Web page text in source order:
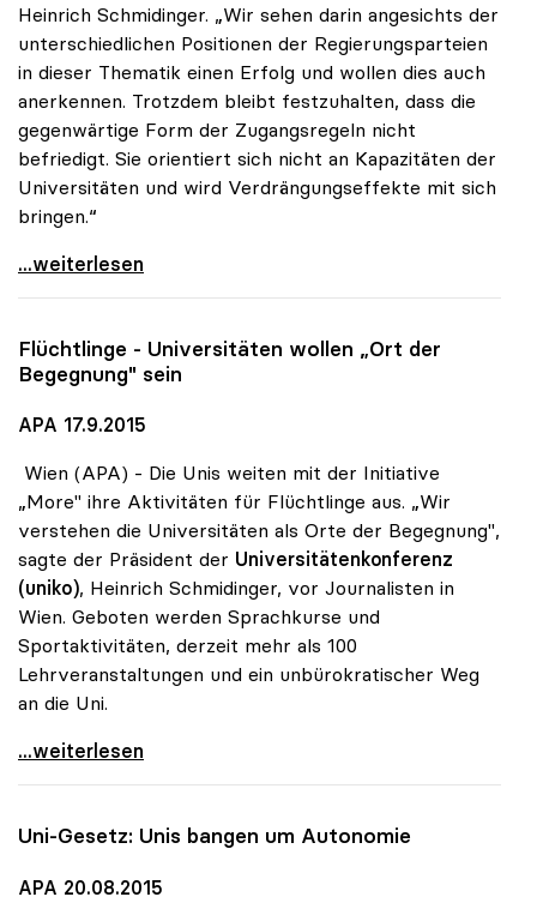
Heinrich Schmidinger. „Wir sehen darin angesichts der
unterschiedlichen Positionen der Regierungsparteien
in dieser Thematik einen Erfolg und wollen dies auch
anerkennen. Trotzdem bleibt festzuhalten, dass die
gegenwärtige Form der Zugangsregeln nicht
befriedigt. Sie orientiert sich nicht an Kapazitäten der
Universitäten und wird Verdrängungseffekte mit sich
bringen.“
Schmidinger zu Uni-Zugang: Kernfrage trotz
...weiterlesen
Flüchtlinge - Universitäten wollen „Ort der
Begegnung" sein
APA 17.9.2015
Wien (APA) - Die Unis weiten mit der Initiative
„More" ihre Aktivitäten für Flüchtlinge aus. „Wir
verstehen die Universitäten als Orte der Begegnung",
sagte der Präsident der Universitätenkonferenz
(uniko), Heinrich Schmidinger, vor Journalisten in
Wien. Geboten werden Sprachkurse und
Sportaktivitäten, derzeit mehr als 100
Lehrveranstaltungen und ein unbürokratischer Weg
an die Uni.
Flüchtlinge - Universitäten wollen „Ort der
...weiterlesen
Uni-Gesetz: Unis bangen um Autonomie
APA 20.08.2015